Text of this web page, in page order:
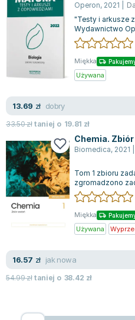
Operon, 2021
"Testy i arkusze
Wydawnictwo
stworzony z
Miękka
Używana
13.69 zł dobry
33.50złtaniej o 19.81 zł
Chemia.
Biomedica, 2021
Tom 1 zbioru
zgromadzono
działy, oferując
Miękka
Używana
16.57 zł jak nowa
54.99złtaniej o 38.42 zł